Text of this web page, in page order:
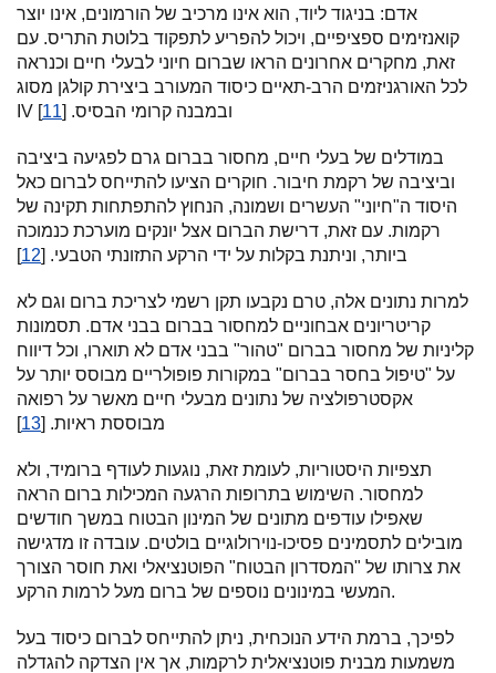
אדם: בניגוד ליוד, הוא אינו מרכיב של הורמונים, אינו יוצר
קואנזימים ספציפיים, ויכול להפריע לתפקוד בלוטת התריס. עם
זאת, מחקרים אחרונים הראו שברום חיוני לבעלי חיים וכנראה
לכל האורגניזמים הרב-תאיים כיסוד המעורב ביצירת קולגן מסוג
IV ובמבנה קרומי הבסיס. [11
]
במודלים של בעלי חיים, מחסור בברום גרם לפגיעה ביציבה
וביציבה של רקמת חיבור. חוקרים הציעו להתייחס לברום כאל
היסוד ה"חיוני" העשרים ושמונה, הנחוץ להתפתחות תקינה של
רקמות. עם זאת, דרישת הברום אצל יונקים מוערכת כנמוכה
ביותר, וניתנת בקלות על ידי הרקע התזונתי הטבעי. [12
]
למרות נתונים אלה, טרם נקבעו תקן רשמי לצריכת ברום וגם לא
קריטריונים אבחוניים למחסור בברום בבני אדם. תסמונות
קליניות של מחסור בברום "טהור" בבני אדם לא תוארו, וכל דיווח
על "טיפול בחסר בברום" במקורות פופולריים מבוסס יותר על
אקסטרפולציה של נתונים מבעלי חיים מאשר על רפואה
מבוססת ראיות. [13
]
תצפיות היסטוריות, לעומת זאת, נוגעות לעודף ברומיד, ולא
למחסור. השימוש בתרופות הרגעה המכילות ברום הראה
שאפילו עודפים מתונים של המינון הבטוח במשך חודשים
מובילים לתסמינים פסיכו-נוירולוגיים בולטים. עובדה זו מדגישה
את צרותו של "המסדרון הבטוח" הפוטנציאלי ואת חוסר הצורך
המעשי במינונים נוספים של ברום מעל לרמות הרקע.
לפיכך, ברמת הידע הנוכחית, ניתן להתייחס לברום כיסוד בעל
משמעות מבנית פוטנציאלית לרקמות, אך אין הצדקה להגדלה